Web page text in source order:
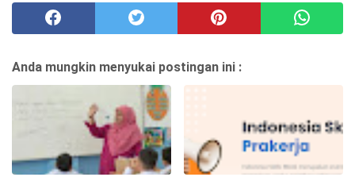
Anda mungkin menyukai postingan ini :